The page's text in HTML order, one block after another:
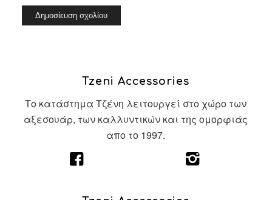
Tzeni Accessories
Το κατάστημα Τζένη λειτουργεί στο χώρο των
αξεσουάρ, των καλλυντικών και της ομορφιάς
απο το 1997.